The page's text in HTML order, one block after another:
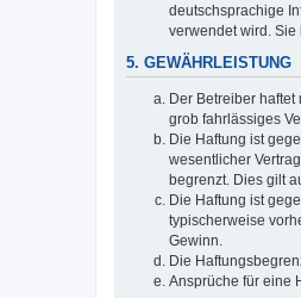
deutschsprachige
verwendet wird. Sie
5. GEWÄHRLEISTUNG
Der Betreiber
grob fahrlässiges
Die Haftung ist
wesentlicher
begrenzt. Dies gilt
Die Haftung ist
typischerweise
Gewinn.
Die
Ansprüche für eine